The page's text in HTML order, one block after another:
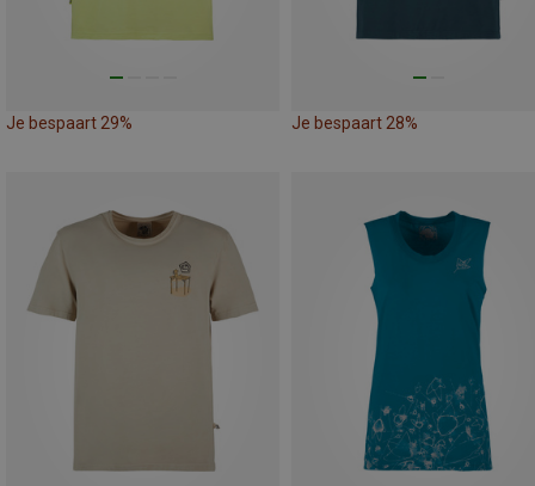
Je bespaart 29% Je bespaart 28%